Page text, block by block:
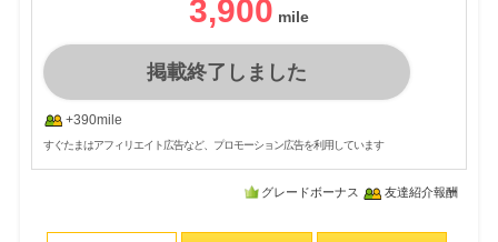
3,900
掲載終了しました
+390mile
すぐたまはアフィリエイト広告など、プロモーション広告を利用しています
グレードボーナス 友達紹介報酬